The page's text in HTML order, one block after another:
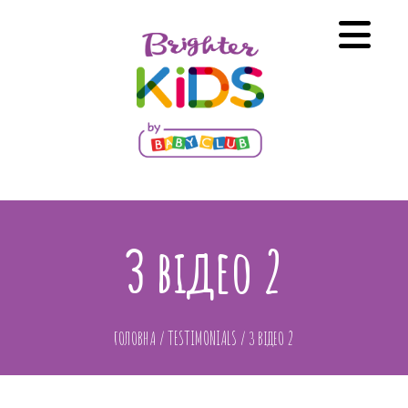
З відео 2
ГОЛОВНА /TESTIMONIALS / З ВІДЕО 2